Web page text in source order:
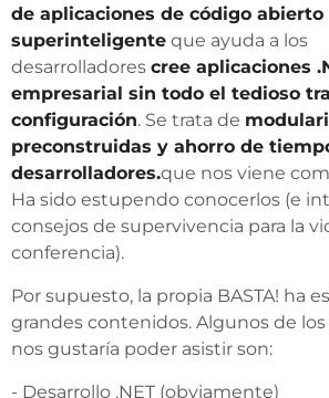
de aplicaciones de código abierto
superinteligente que ayuda a los
desarrolladores cree aplicaciones
empresarial sin todo el tedioso
configuración. Se trata de
preconstruidas y ahorro de
desarrolladores.que nos viene
Ha sido estupendo conocerlos (e
consejos de supervivencia para la
conferencia).
Por supuesto, la propia BASTA! ha
grandes contenidos. Algunos de
nos gustaría poder asistir son:
- Desarrollo .NET (obviamente)